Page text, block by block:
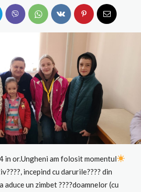
in or.Ungheni am folosit momentul
incepind cu darurile???? din
un zimbet ????doamnelor (cu